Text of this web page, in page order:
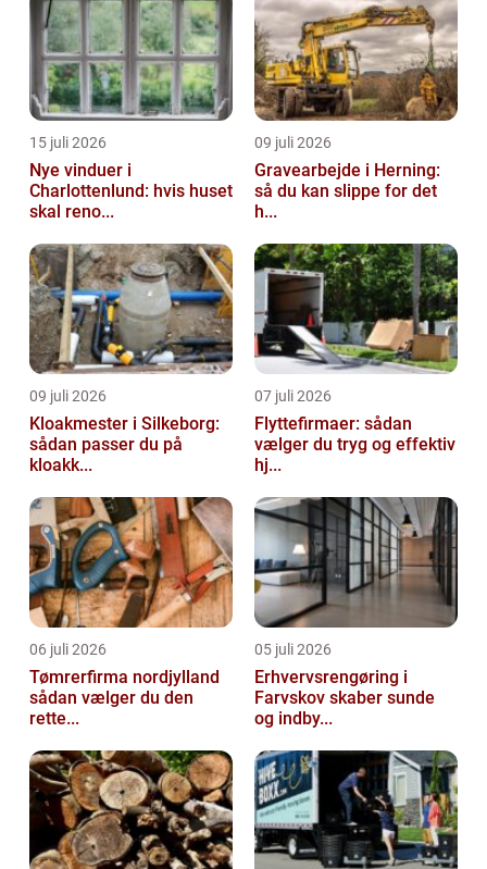
15 juli 2026
Nye vinduer i
Charlottenlund: hvis huset
skal reno...
09 juli 2026
Gravearbejde i Herning:
så du kan slippe for det
h...
09 juli 2026
Kloakmester i Silkeborg:
sådan passer du på
kloakk...
07 juli 2026
Flyttefirmaer: sådan
vælger du tryg og effektiv
hj...
06 juli 2026
Tømrerfirma nordjylland
sådan vælger du den
rette...
05 juli 2026
Erhvervsrengøring i
Farvskov skaber sunde
og indby...